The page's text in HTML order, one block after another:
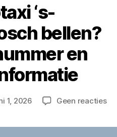
‘s-
bellen?
en
1, 2026 Geen reactiesop